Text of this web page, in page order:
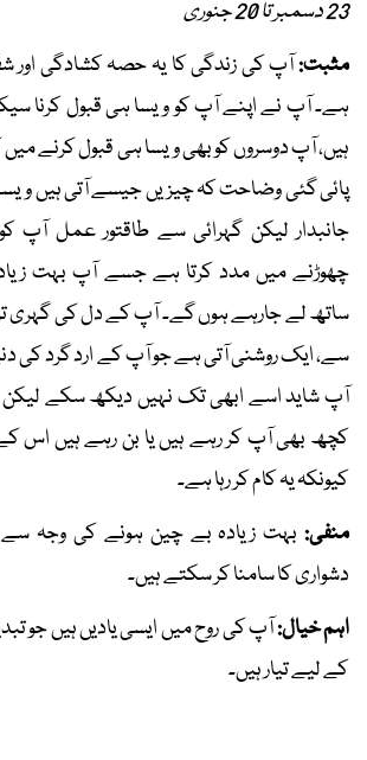
23 دسمبر تا 20 جنوری
مثبت:آپ کی زندگی کا یہ حصہ کشادگی اور
ہے۔ آپ نے اپنے آپ کو ویسا ہی قبول کرنا
ہیں، آپ دوسروں کو بھی ویسا ہی قبول کرنے
پائی گئی وضاحت کہ چیزیں جیسے آتی ہیں
جانبدار لیکن گہرائی سے طاقتور عمل آپ
چھوڑنے میں مدد کرتا ہے جسے آپ بہت
ساتھ لے جارہے ہوں گے۔ آپ کے دل کی گہری
سے، ایک روشنی آتی ہے جو آپ کے ارد گرد کی
آپ شاید اسے ابھی تک نہیں دیکھ سکے لیکن
کچھ بھی آپ کر رہے ہیں یا بن رہے ہیں اس
کیونکہ یہ کام کر رہا ہے۔
منفی: بہت زیادہ بے چین ہونے کی وجہ
دشواری کا سامنا کر سکتے ہیں۔
اہم خیال:آپ کی روح میں ایسی یادیں ہیں جو
کے لیے تیار ہیں۔